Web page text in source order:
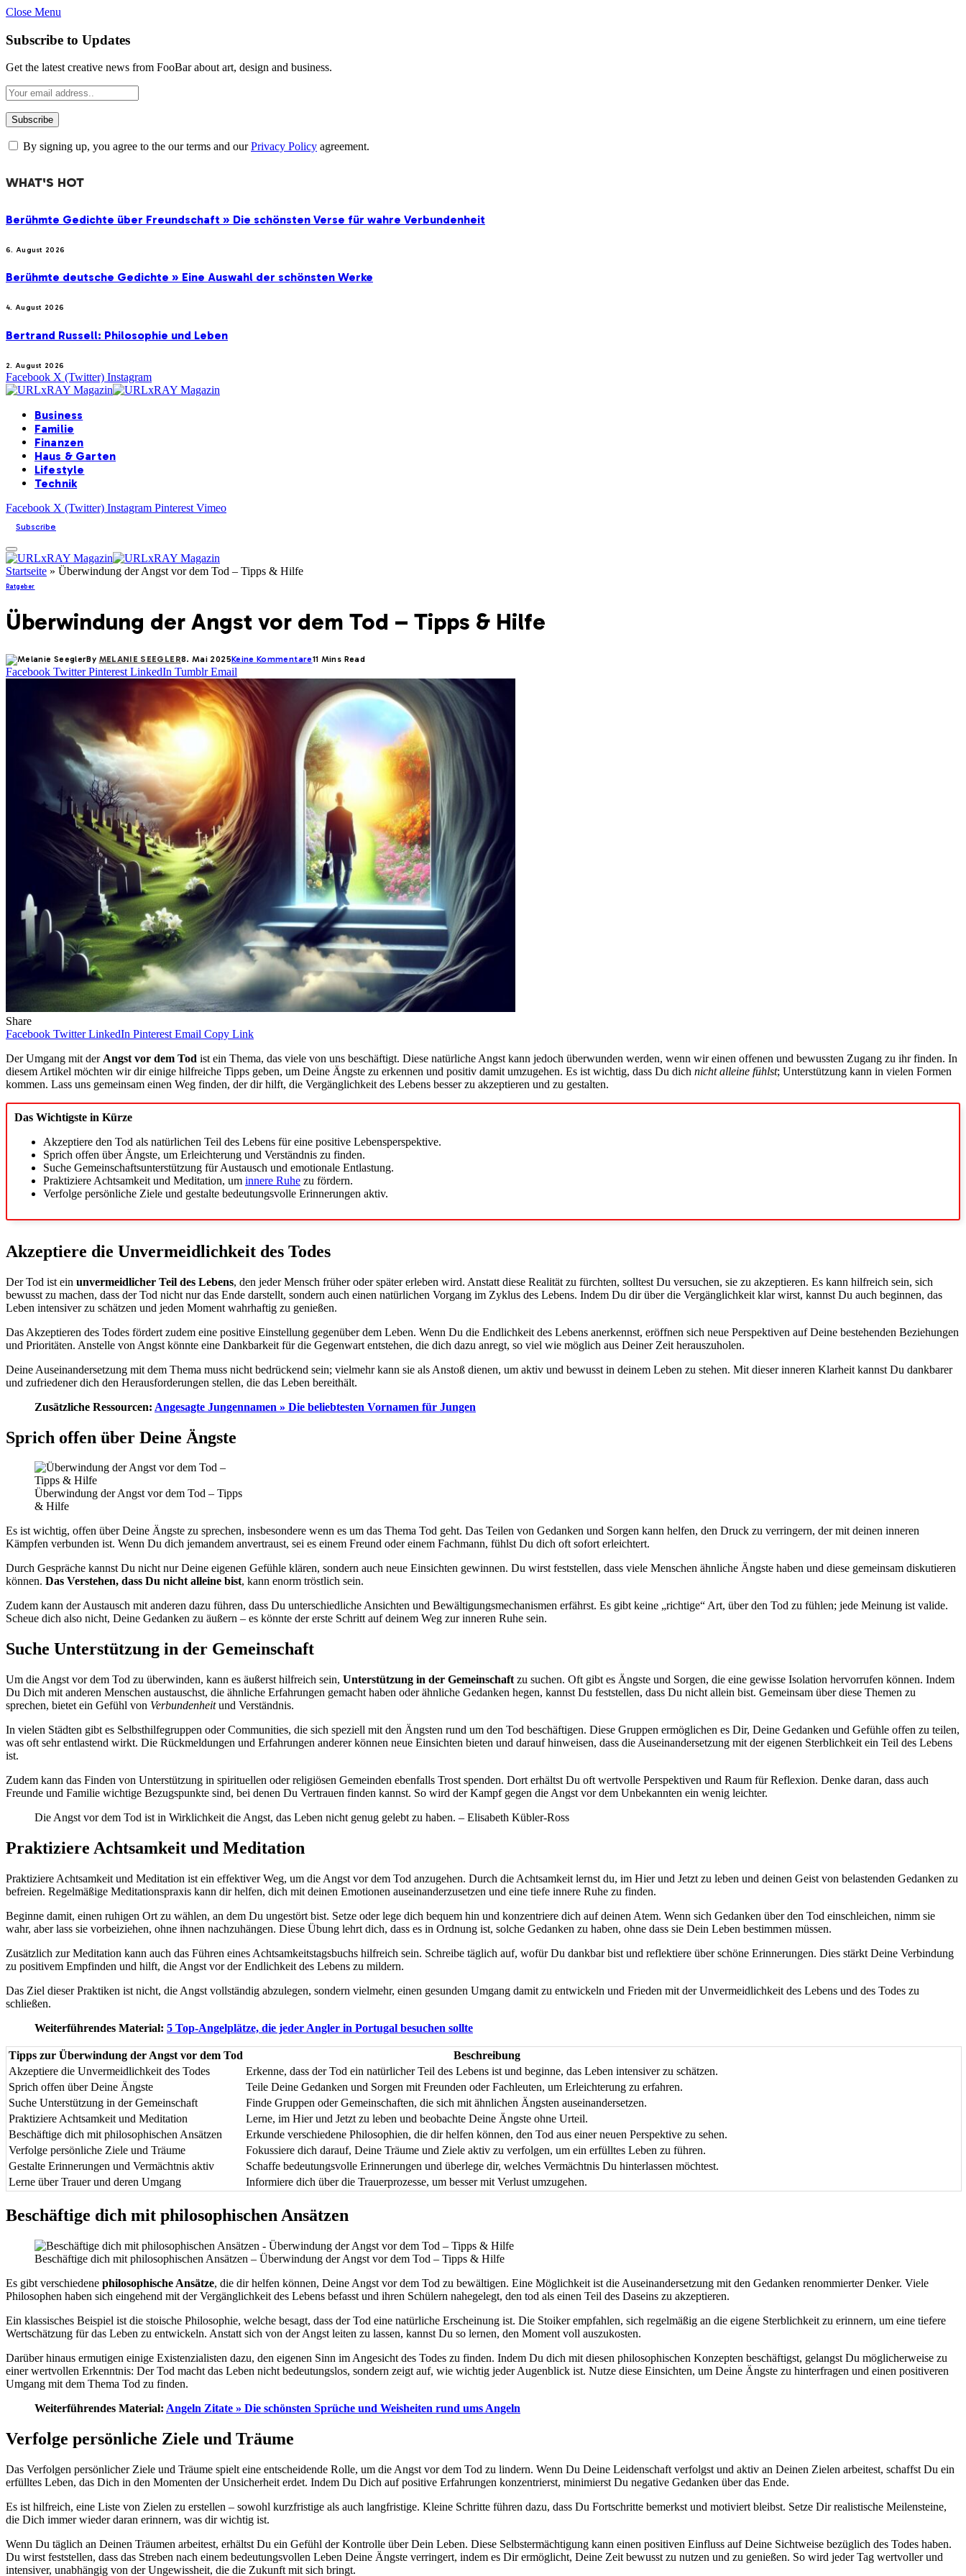
Close Menu
Subscribe to Updates
Get the latest creative news from FooBar about art, design and business.
By signing up, you agree to the our terms and ourPrivacy Policy agreement.
WHAT'S HOT
Berühmte Gedichte über Freundschaft » Die schönsten Verse für wahre Verbundenheit
6. August 2026
Berühmte deutsche Gedichte » Eine Auswahl der schönsten Werke
4. August 2026
Bertrand Russell: Philosophie und Leben
2. August 2026
Facebook X (Twitter) Instagram
Business
Familie
Finanzen
Haus & Garten
Lifestyle
Technik
Facebook X (Twitter) Instagram Pinterest Vimeo
Subscribe
Startseite » Überwindung der Angst vor dem Tod – Tipps & Hilfe
Ratgeber
Überwindung der Angst vor dem Tod – Tipps & Hilfe
By MELANIE SEEGLER8. Mai 2025Keine Kommentare11 Mins Read
Facebook Twitter Pinterest LinkedIn Tumblr Email
Share
Facebook Twitter LinkedIn Pinterest Email Copy Link
Der Umgang mit der Angst vor dem Tod ist ein Thema, das viele von uns beschäftigt. Diese natürliche Angst kann jedoch überwunden werden, wenn wir einen offenen und bewussten Zugang zu ihr finden. In
diesem Artikel möchten wir dir einige hilfreiche Tipps geben, um Deine Ängste zu erkennen und positiv damit umzugehen. Es ist wichtig, dass Du dich nicht alleine fühlst; Unterstützung kann in vielen Formen
kommen. Lass uns gemeinsam einen Weg finden, der dir hilft, die Vergänglichkeit des Lebens besser zu akzeptieren und zu gestalten.
Das Wichtigste in Kürze
Akzeptiere den Tod als natürlichen Teil des Lebens für eine positive Lebensperspektive.
Sprich offen über Ängste, um Erleichterung und Verständnis zu finden.
Suche Gemeinschaftsunterstützung für Austausch und emotionale Entlastung.
Praktiziere Achtsamkeit und Meditation, um innere Ruhe zu fördern.
Verfolge persönliche Ziele und gestalte bedeutungsvolle Erinnerungen aktiv.
Akzeptiere die Unvermeidlichkeit des Todes
Der Tod ist ein unvermeidlicher Teil des Lebens, den jeder Mensch früher oder später erleben wird. Anstatt diese Realität zu fürchten, solltest Du versuchen, sie zu akzeptieren. Es kann hilfreich sein, sich
bewusst zu machen, dass der Tod nicht nur das Ende darstellt, sondern auch einen natürlichen Vorgang im Zyklus des Lebens. Indem Du dir über die Vergänglichkeit klar wirst, kannst Du auch beginnen, das
Leben intensiver zu schätzen und jeden Moment wahrhaftig zu genießen.
Das Akzeptieren des Todes fördert zudem eine positive Einstellung gegenüber dem Leben. Wenn Du die Endlichkeit des Lebens anerkennst, eröffnen sich neue Perspektiven auf Deine bestehenden Beziehungen
und Prioritäten. Anstelle von Angst könnte eine Dankbarkeit für die Gegenwart entstehen, die dich dazu anregt, so viel wie möglich aus Deiner Zeit herauszuholen.
Deine Auseinandersetzung mit dem Thema muss nicht bedrückend sein; vielmehr kann sie als Anstoß dienen, um aktiv und bewusst in deinem Leben zu stehen. Mit dieser inneren Klarheit kannst Du dankbarer
und zufriedener dich den Herausforderungen stellen, die das Leben bereithält.
Zusätzliche Ressourcen: Angesagte Jungennamen » Die beliebtesten Vornamen für Jungen
Sprich offen über Deine Ängste
Überwindung der Angst vor dem Tod – Tipps
& Hilfe
Es ist wichtig, offen über Deine Ängste zu sprechen, insbesondere wenn es um das Thema Tod geht. Das Teilen von Gedanken und Sorgen kann helfen, den Druck zu verringern, der mit deinen inneren
Kämpfen verbunden ist. Wenn Du dich jemandem anvertraust, sei es einem Freund oder einem Fachmann, fühlst Du dich oft sofort erleichtert.
Durch Gespräche kannst Du nicht nur Deine eigenen Gefühle klären, sondern auch neue Einsichten gewinnen. Du wirst feststellen, dass viele Menschen ähnliche Ängste haben und diese gemeinsam diskutieren
können. Das Verstehen, dass Du nicht alleine bist, kann enorm tröstlich sein.
Zudem kann der Austausch mit anderen dazu führen, dass Du unterschiedliche Ansichten und Bewältigungsmechanismen erfährst. Es gibt keine „richtige“ Art, über den Tod zu fühlen; jede Meinung ist valide.
Scheue dich also nicht, Deine Gedanken zu äußern – es könnte der erste Schritt auf deinem Weg zur inneren Ruhe sein.
Suche Unterstützung in der Gemeinschaft
Um die Angst vor dem Tod zu überwinden, kann es äußerst hilfreich sein, Unterstützung in der Gemeinschaft zu suchen. Oft gibt es Ängste und Sorgen, die eine gewisse Isolation hervorrufen können. Indem
Du Dich mit anderen Menschen austauschst, die ähnliche Erfahrungen gemacht haben oder ähnliche Gedanken hegen, kannst Du feststellen, dass Du nicht allein bist. Gemeinsam über diese Themen zu
sprechen, bietet ein Gefühl von Verbundenheitund Verständnis.
In vielen Städten gibt es Selbsthilfegruppen oder Communities, die sich speziell mit den Ängsten rund um den Tod beschäftigen. Diese Gruppen ermöglichen es Dir, Deine Gedanken und Gefühle offen zu teilen,
was oft sehr entlastend wirkt. Die Rückmeldungen und Erfahrungen anderer können neue Einsichten bieten und darauf hinweisen, dass die Auseinandersetzung mit der eigenen Sterblichkeit ein Teil des Lebens
ist.
Zudem kann das Finden von Unterstützung in spirituellen oder religiösen Gemeinden ebenfalls Trost spenden. Dort erhältst Du oft wertvolle Perspektiven und Raum für Reflexion. Denke daran, dass auch
Freunde und Familie wichtige Bezugspunkte sind, bei denen Du Vertrauen finden kannst. So wird der Kampf gegen die Angst vor dem Unbekannten ein wenig leichter.
Die Angst vor dem Tod ist in Wirklichkeit die Angst, das Leben nicht genug gelebt zu haben. – Elisabeth Kübler-Ross
Praktiziere Achtsamkeit und Meditation
Praktiziere Achtsamkeit und Meditation ist ein effektiver Weg, um die Angst vor dem Tod anzugehen. Durch die Achtsamkeit lernst du, im Hier und Jetzt zu leben und deinen Geist von belastenden Gedanken zu
befreien. Regelmäßige Meditationspraxis kann dir helfen, dich mit deinen Emotionen auseinanderzusetzen und eine tiefe innere Ruhe zu finden.
Beginne damit, einen ruhigen Ort zu wählen, an dem Du ungestört bist. Setze oder lege dich bequem hin und konzentriere dich auf deinen Atem. Wenn sich Gedanken über den Tod einschleichen, nimm sie
wahr, aber lass sie vorbeiziehen, ohne ihnen nachzuhängen. Diese Übung lehrt dich, dass es in Ordnung ist, solche Gedanken zu haben, ohne dass sie Dein Leben bestimmen müssen.
Zusätzlich zur Meditation kann auch das Führen eines Achtsamkeitstagsbuchs hilfreich sein. Schreibe täglich auf, wofür Du dankbar bist und reflektiere über schöne Erinnerungen. Dies stärkt Deine Verbindung
zu positivem Empfinden und hilft, die Angst vor der Endlichkeit des Lebens zu mildern.
Das Ziel dieser Praktiken ist nicht, die Angst vollständig abzulegen, sondern vielmehr, einen gesunden Umgang damit zu entwickeln und Frieden mit der Unvermeidlichkeit des Lebens und des Todes zu
schließen.
Weiterführendes Material: 5 Top-Angelplätze, die jeder Angler in Portugal besuchen sollte
Tipps zur Überwindung der Angst vor dem Tod
Beschreibung
Akzeptiere die Unvermeidlichkeit des Todes
Erkenne, dass der Tod ein natürlicher Teil des Lebens ist und beginne, das Leben intensiver zu schätzen.
Sprich offen über Deine Ängste
Teile Deine Gedanken und Sorgen mit Freunden oder Fachleuten, um Erleichterung zu erfahren.
Suche Unterstützung in der Gemeinschaft
Finde Gruppen oder Gemeinschaften, die sich mit ähnlichen Ängsten auseinandersetzen.
Praktiziere Achtsamkeit und Meditation
Lerne, im Hier und Jetzt zu leben und beobachte Deine Ängste ohne Urteil.
Beschäftige dich mit philosophischen Ansätzen
Erkunde verschiedene Philosophien, die dir helfen können, den Tod aus einer neuen Perspektive zu sehen.
Verfolge persönliche Ziele und Träume
Fokussiere dich darauf, Deine Träume und Ziele aktiv zu verfolgen, um ein erfülltes Leben zu führen.
Gestalte Erinnerungen und Vermächtnis aktiv
Schaffe bedeutungsvolle Erinnerungen und überlege dir, welches Vermächtnis Du hinterlassen möchtest.
Lerne über Trauer und deren Umgang
Informiere dich über die Trauerprozesse, um besser mit Verlust umzugehen.
Beschäftige dich mit philosophischen Ansätzen
Beschäftige dich mit philosophischen Ansätzen – Überwindung der Angst vor dem Tod – Tipps & Hilfe
Es gibt verschiedene philosophische Ansätze, die dir helfen können, Deine Angst vor dem Tod zu bewältigen. Eine Möglichkeit ist die Auseinandersetzung mit den Gedanken renommierter Denker. Viele
Philosophen haben sich eingehend mit der Vergänglichkeit des Lebens befasst und ihren Schülern nahegelegt, den tod als einen Teil des Daseins zu akzeptieren.
Ein klassisches Beispiel ist die stoische Philosophie, welche besagt, dass der Tod eine natürliche Erscheinung ist. Die Stoiker empfahlen, sich regelmäßig an die eigene Sterblichkeit zu erinnern, um eine tiefere
Wertschätzung für das Leben zu entwickeln. Anstatt sich von der Angst leiten zu lassen, kannst Du so lernen, den Moment voll auszukosten.
Darüber hinaus ermutigen einige Existenzialisten dazu, den eigenen Sinn im Angesicht des Todes zu finden. Indem Du dich mit diesen philosophischen Konzepten beschäftigst, gelangst Du möglicherweise zu
einer wertvollen Erkenntnis: Der Tod macht das Leben nicht bedeutungslos, sondern zeigt auf, wie wichtig jeder Augenblick ist. Nutze diese Einsichten, um Deine Ängste zu hinterfragen und einen positiveren
Umgang mit dem Thema Tod zu finden.
Weiterführendes Material: Angeln Zitate » Die schönsten Sprüche und Weisheiten rund ums Angeln
Verfolge persönliche Ziele und Träume
Das Verfolgen persönlicher Ziele und Träume spielt eine entscheidende Rolle, um die Angst vor dem Tod zu lindern. Wenn Du Deine Leidenschaft verfolgst und aktiv an Deinen Zielen arbeitest, schaffst Du ein
erfülltes Leben, das Dich in den Momenten der Unsicherheit erdet. Indem Du Dich auf positive Erfahrungen konzentrierst, minimierst Du negative Gedanken über das Ende.
Es ist hilfreich, eine Liste von Zielen zu erstellen – sowohl kurzfristige als auch langfristige. Kleine Schritte führen dazu, dass Du Fortschritte bemerkst und motiviert bleibst. Setze Dir realistische Meilensteine,
die Dich immer wieder daran erinnern, was dir wichtig ist.
Wenn Du täglich an Deinen Träumen arbeitest, erhältst Du ein Gefühl der Kontrolle über Dein Leben. Diese Selbstermächtigung kann einen positiven Einfluss auf Deine Sichtweise bezüglich des Todes haben.
Du wirst feststellen, dass das Streben nach einem bedeutungsvollen Leben Deine Ängste verringert, indem es Dir ermöglicht, Deine Zeit bewusst zu nutzen und zu genießen. So wird jeder Tag wertvoller und
intensiver, unabhängig von der Ungewissheit, die die Zukunft mit sich bringt.